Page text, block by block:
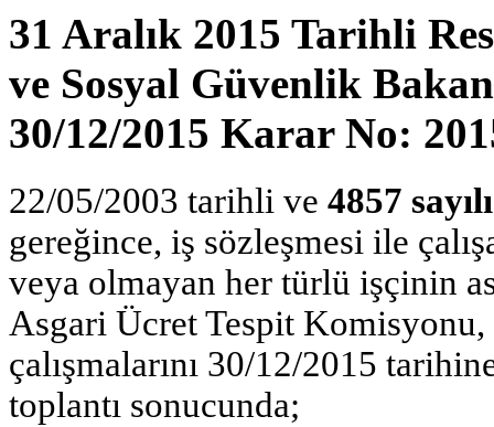
31 Aralık 2015 Tarihli
ve Sosyal Güvenlik
30/12/2015 Karar No:
22/05/2003 tarihli ve 4857
gereğince, iş sözleşmesi ile
veya olmayan her türlü işçinin
Asgari Ücret Tespit Komisyonu,
çalışmalarını 30/12/2015
toplantı sonucunda;